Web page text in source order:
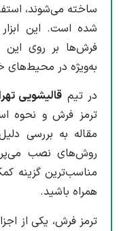
ساخته می‌شوند،
شده است. این
فرش‌ها بر روی
به‌ویژه در محیط‌های
در تیم قالیشویی
ترمز فرش و نحوه
مقاله به بررسی
روش‌های نصب
مناسب‌ترین گزینه
همراه باشید.
ترمز فرش، یکی از